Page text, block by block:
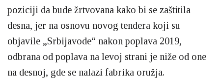
poziciji da bude žrtvovana kako bi se zaštitila
desna, jer na osnovu novog tendera koji su
objavile „Srbijavode“ nakon poplava 2019,
odbrana od poplava na levoj strani je niže od one
na desnoj, gde se nalazi fabrika oružja.